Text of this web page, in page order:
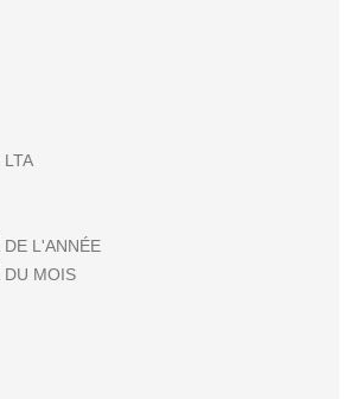
DE L'ANNÉE
DU MOIS